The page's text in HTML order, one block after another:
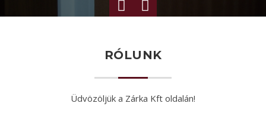
RÓLUNK
Üdvözöljük a Zárka Kft oldalán!